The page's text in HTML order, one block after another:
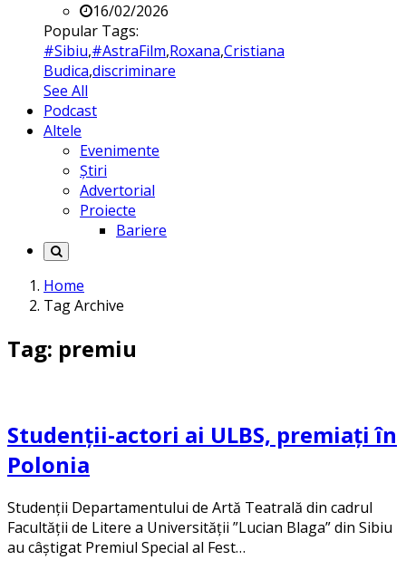
16/02/2026
Popular Tags:
#Sibiu,#AstraFilm,Roxana,Cristiana
Budica,discriminare
See All
Podcast
Altele
Evenimente
Știri
Advertorial
Proiecte
Bariere
Home
Tag Archive
Tag: premiu
Studenții-actori ai ULBS, premiați în
Polonia
Studenții Departamentului de Artă Teatrală din cadrul
Facultății de Litere a Universității ”Lucian Blaga” din Sibiu
au câștigat Premiul Special al Fest…